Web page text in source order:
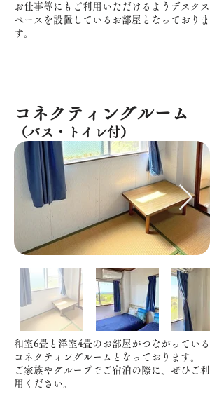
​お仕事等にもご利用いただけるようデスクス
ペースを設置しているお部屋となっておりま
す。
コネクティングルーム
（バス・トイレ付）
和室6畳と洋室4畳のお部屋がつながっている
コネクティングルームとなっております。
​ご家族やグループでご宿泊の際に、ぜひご利
用ください。